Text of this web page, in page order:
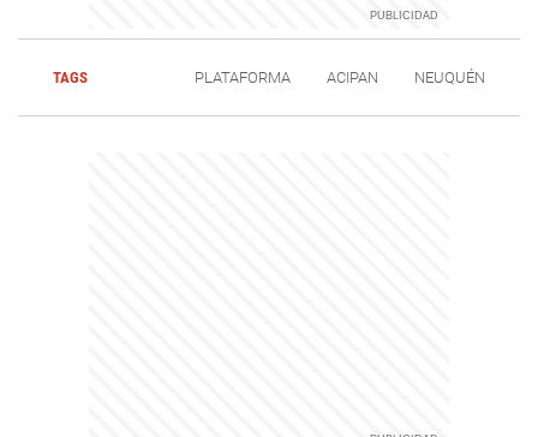
TAGS PLATAFORMA ACIPAN NEUQUÉN